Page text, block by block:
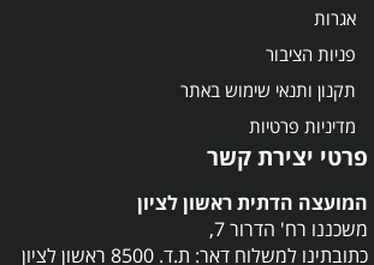
אגרות
פניות הציבור
תקנון ותנאי שימוש באתר
מדיניות פרטיות
פרטי יצירת קשר
המועצה הדתית ראשון לציון
משכננו רח' הדרור 7,
כתובתינו למשלוח דאר: ת.ד. 8500 ראשון לציון